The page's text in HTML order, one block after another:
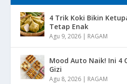
4 Trik Koki Bikin
Tetap Enak
Agu 9, 2026 | RAGAM
Mood Auto Naik! Ini 4
Gizi
Agu 8, 2026 | RAGAM